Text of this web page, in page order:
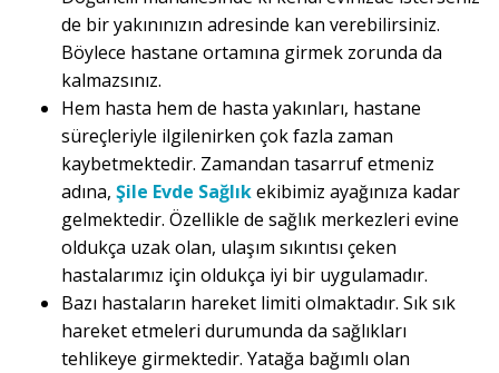
de bir yakınınızın adresinde kan verebilirsiniz.
Böylece hastane ortamına girmek zorunda da
kalmazsınız.
Hem hasta hem de hasta yakınları, hastane
süreçleriyle ilgilenirken çok fazla zaman
kaybetmektedir. Zamandan tasarruf etmeniz
adına, Şile Evde Sağlıkekibimiz ayağınıza kadar
gelmektedir. Özellikle de sağlık merkezleri evine
oldukça uzak olan, ulaşım sıkıntısı çeken
hastalarımız için oldukça iyi bir uygulamadır.
Bazı hastaların hareket limiti olmaktadır. Sık sık
hareket etmeleri durumunda da sağlıkları
tehlikeye girmektedir. Yatağa bağımlı olan